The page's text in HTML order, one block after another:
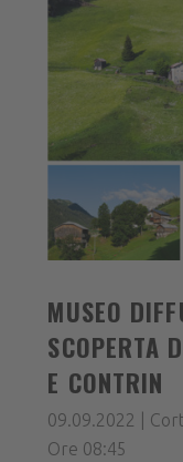
MUSEO
SCOPERTA
E CONTRIN
09.09.2022 |
Ore 08:45